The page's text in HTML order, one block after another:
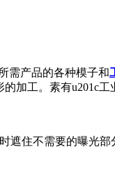
需产品的各种模子和
加工。素有u201c工
住不需要的曝光